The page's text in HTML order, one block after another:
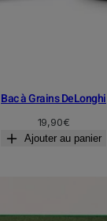
Bac à Grains DeLonghi
19,90€
Ajouter au panier